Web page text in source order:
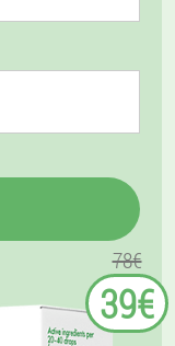
78€
39€